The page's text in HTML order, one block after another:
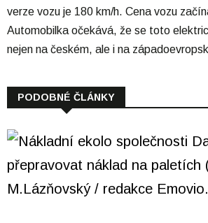
verze vozu je 180 km/h. Cena vozu
Automobilka očekává, že se toto
nejen na českém, ale i na
PODOBNÉ ČLÁNKY